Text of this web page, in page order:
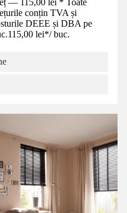
— 115,00 lei * Toate
conțin TVA și
DEEE și DBA pe
115,00 lei*/ buc.